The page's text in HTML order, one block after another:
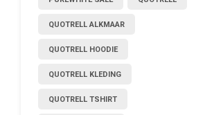
QUOTRELL ALKMAAR
QUOTRELL HOODIE
QUOTRELL KLEDING
QUOTRELL TSHIRT